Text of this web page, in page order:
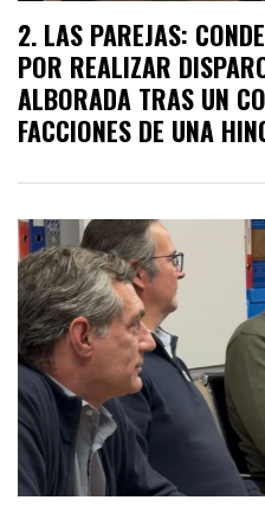
LAS PAREJAS:
POR REALIZAR
ALBORADA TRAS UN
FACCIONES DE UNA